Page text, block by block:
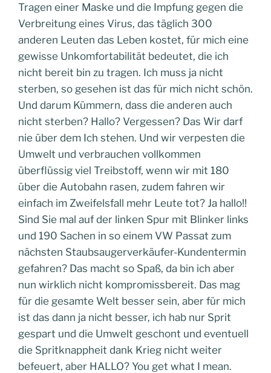
Tragen einer Maske und die Impfung gegen die
Verbreitung eines Virus, das täglich 300
anderen Leuten das Leben kostet, für mich eine
gewisse Unkomfortabilität bedeutet, die ich
nicht bereit bin zu tragen. Ich muss ja nicht
sterben, so gesehen ist das für mich nicht schön.
Und darum Kümmern, dass die anderen auch
nicht sterben? Hallo? Vergessen? Das Wir darf
nie über dem Ich stehen. Und wir verpesten die
Umwelt und verbrauchen vollkommen
überflüssig viel Treibstoff, wenn wir mit 180
über die Autobahn rasen, zudem fahren wir
einfach im Zweifelsfall mehr Leute tot? Ja hallo!!
Sind Sie mal auf der linken Spur mit Blinker links
und 190 Sachen in so einem VW Passat zum
nächsten Staubsaugerverkäufer-Kundentermin
gefahren? Das macht so Spaß, da bin ich aber
nun wirklich nicht kompromissbereit. Das mag
für die gesamte Welt besser sein, aber für mich
ist das dann ja nicht besser, ich hab nur Sprit
gespart und die Umwelt geschont und eventuell
die Spritknappheit dank Krieg nicht weiter
befeuert, aber HALLO? You get what I mean.